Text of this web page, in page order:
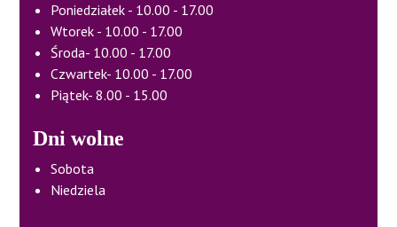
Poniedziałek - 10.00 - 17.00
Wtorek - 10.00 - 17.00
Środa- 10.00 - 17.00
Czwartek- 10.00 - 17.00
Piątek- 8.00 - 15.00
Dni wolne
Sobota
Niedziela